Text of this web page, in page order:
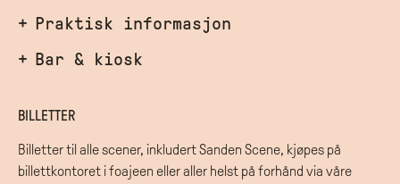
Praktisk informasjon
Bar & kiosk
BILLETTER
Billetter til alle scener, inkludert Sanden Scene, kjøpes på
billettkontoret i foajeen eller aller helst på forhånd via våre